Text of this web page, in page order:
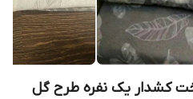
کشدار یک نفره طرح گل